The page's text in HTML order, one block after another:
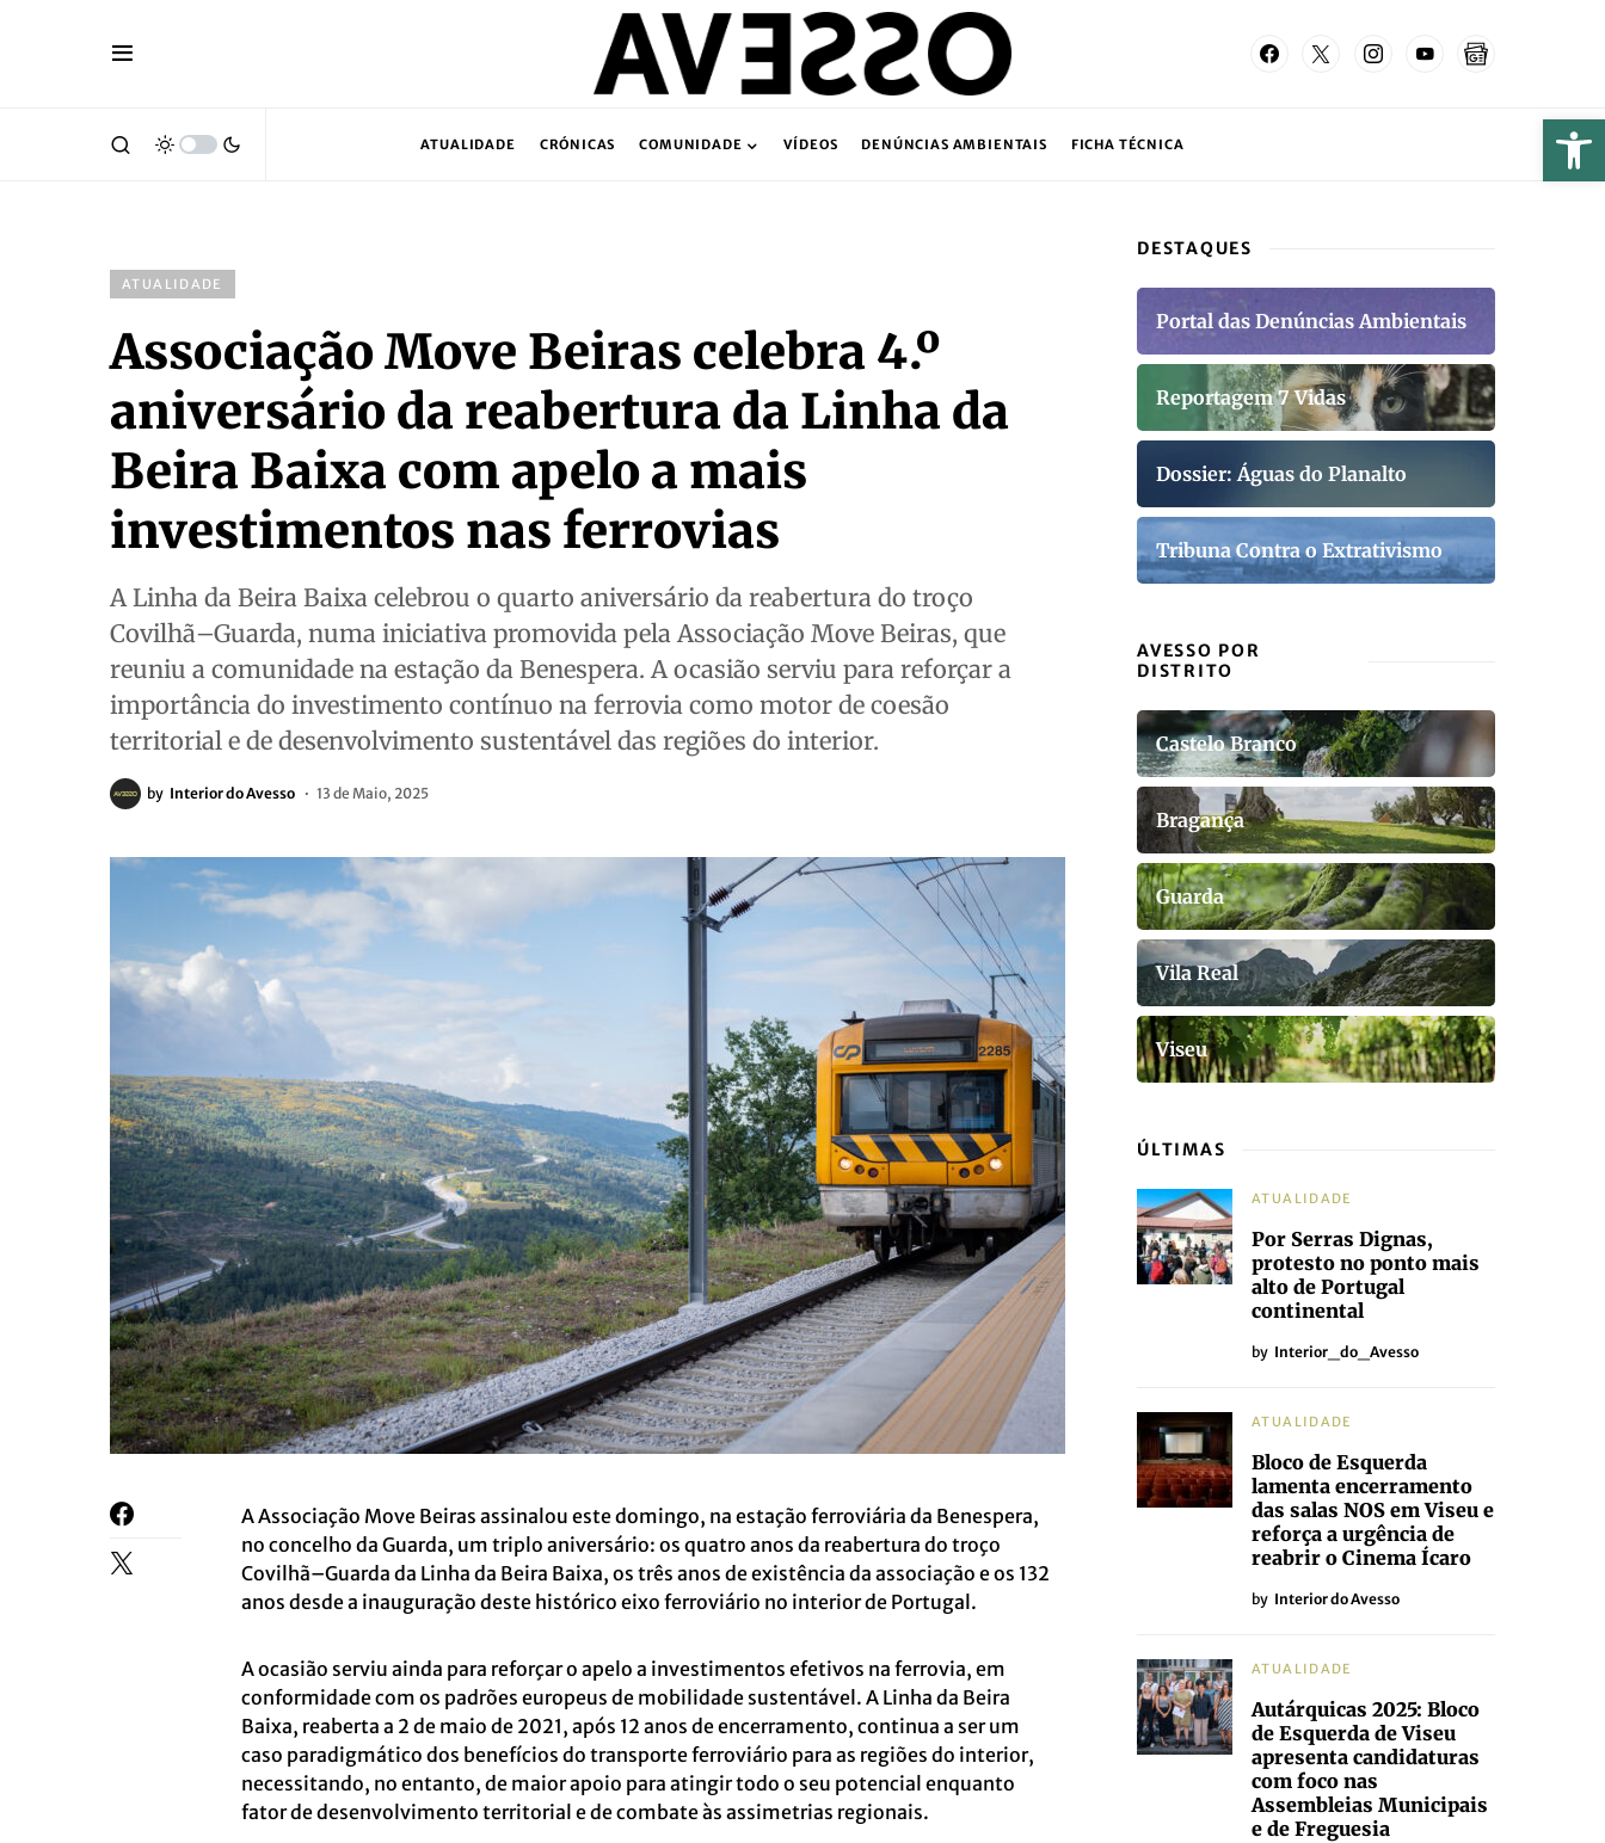
ATUALIDADE CRÓNICAS COMUNIDADE VÍDEOS DENÚNCIAS AMBIENTAIS FICHA TÉCNICA
ATUALIDADE
Associação Move Beiras celebra 4.º
aniversário da reabertura da Linha da
Beira Baixa com apelo a mais
investimentos nas ferrovias
A Linha da Beira Baixa celebrou o quarto aniversário da reabertura do troço
Covilhã–Guarda, numa iniciativa promovida pela Associação Move Beiras, que
reuniu a comunidade na estação da Benespera. A ocasião serviu para reforçar a
importância do investimento contínuo na ferrovia como motor de coesão
territorial e de desenvolvimento sustentável das regiões do interior.
by Interior do Avesso 13 de Maio, 2025
A Associação Move Beiras assinalou este domingo, na estação ferroviária da Benespera,
no concelho da Guarda, um triplo aniversário: os quatro anos da reabertura do troço
Covilhã–Guarda da Linha da Beira Baixa, os três anos de existência da associação e os 132
anos desde a inauguração deste histórico eixo ferroviário no interior de Portugal.
A ocasião serviu ainda para reforçar o apelo a investimentos efetivos na ferrovia, em
conformidade com os padrões europeus de mobilidade sustentável. A Linha da Beira
Baixa, reaberta a 2 de maio de 2021, após 12 anos de encerramento, continua a ser um
caso paradigmático dos benefícios do transporte ferroviário para as regiões do interior,
necessitando, no entanto, de maior apoio para atingir todo o seu potencial enquanto
fator de desenvolvimento territorial e de combate às assimetrias regionais.
DESTAQUES
Portal das Denúncias Ambientais
Reportagem 7 Vidas
Dossier: Águas do Planalto
Tribuna Contra o Extrativismo
AVESSO POR
DISTRITO
Castelo Branco
Bragança
Guarda
Vila Real
Viseu
ÚLTIMAS
ATUALIDADE
Por Serras Dignas,
protesto no ponto mais
alto de Portugal
continental
by Interior_do_Avesso
ATUALIDADE
Bloco de Esquerda
lamenta encerramento
das salas NOS em Viseu e
reforça a urgência de
reabrir o Cinema Ícaro
by Interior do Avesso
ATUALIDADE
Autárquicas 2025: Bloco
de Esquerda de Viseu
apresenta candidaturas
com foco nas
Assembleias Municipais
e de Freguesia